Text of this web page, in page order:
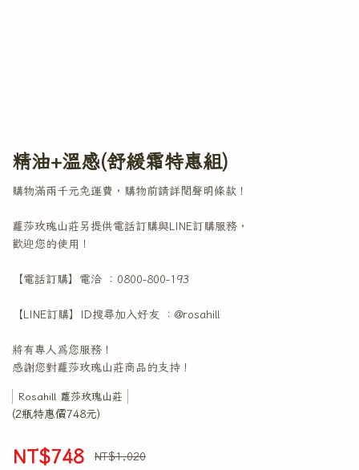
精油+溫感(舒緩霜特惠組)
購物滿兩千元免運費，購物前請詳閱聲明條款！
蘿莎玫瑰山莊另提供電話訂購與LINE訂購服務，
歡迎您的使用！
【電話訂購】電洽 ：0800-800-193
【LINE訂購】ID搜尋加入好友 ：@rosahill
將有專人為您服務！
感謝您對蘿莎玫瑰山莊商品的支持！
Rosahill 蘿莎玫瑰山莊
(2瓶特惠價748元)
NT$748 NT$1,020